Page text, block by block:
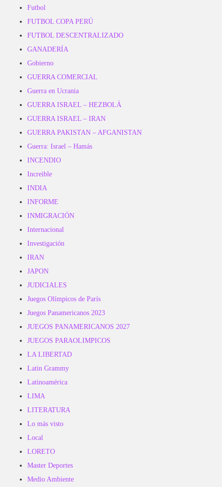
Futbol
FUTBOL COPA PERÚ
FUTBOL DESCENTRALIZADO
GANADERÍA
Gobierno
GUERRA COMERCIAL
Guerra en Ucrania
GUERRA ISRAEL – HEZBOLÁ
GUERRA ISRAEL – IRAN
GUERRA PAKISTAN – AFGANISTAN
Guerra: Israel – Hamás
INCENDIO
Increible
INDIA
INFORME
INMIGRACIÓN
Internacional
Investigación
IRAN
JAPON
JUDICIALES
Juegos Olímpicos de París
Juegos Panamericanos 2023
JUEGOS PANAMERICANOS 2027
JUEGOS PARAOLIMPICOS
LA LIBERTAD
Latin Grammy
Latinoamérica
LIMA
LITERATURA
Lo más visto
Local
LORETO
Master Deportes
Medio Ambiente